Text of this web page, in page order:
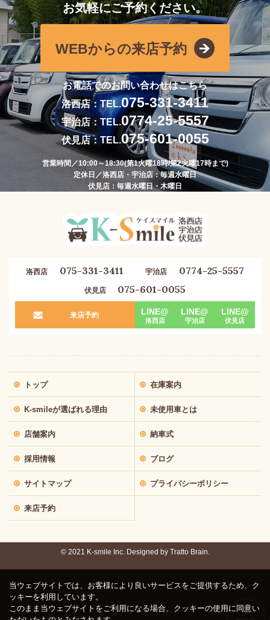
お気軽にご予約ください。
WEBからの来店予約
お電話でのお問い合わせはこちら
洛西店：TEL.075-331-3411
宇治店：TEL.0774-25-5557
伏見店：TEL.075-601-0055
営業時間／10:00～18:30(第1火曜18時/第2火曜17時まで)
定休日／洛西店・宇治店：毎週水曜日
伏見店：毎週水曜日・木曜日
洛西店 075-331-3411 宇治店 0774-25-5557
伏見店 075-601-0055
来店予約 LINE@
洛西店
LINE@
宇治店
LINE@
伏見店
トップ 在庫案内
K-smileが選ばれる理由 未使用車とは
店舗案内 納車式
採用情報 ブログ
サイトマップ プライバシーポリシー
来店予約
© 2021 K-smile Inc. Designed by Tratto Brain.
当ウェブサイトでは、お客様により良いサービスをご提供するため、ク
ッキーを利用しています。
このまま当ウェブサイトをご利用になる場合、クッキーの使用に同意い